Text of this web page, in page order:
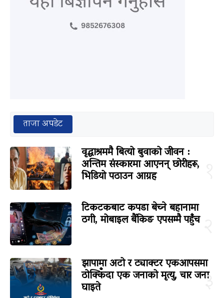
ताजा अपडेट
वृद्धाश्रममै बित्यो बुवाको जीवन :
अन्तिम संस्कारमा आएनन् छोरीहरू,
भिडियो पठाउन आग्रह
टिकटकबाट कपडा बेच्ने बहानामा
ठगी, मोबाइल बैंकिङ एपसम्मै पहुँच
३
झापामा अटो र ट्याक्टर एकआपसमा
ठोक्किँदा एक जनाको मृत्यु, चार जना
घाइते